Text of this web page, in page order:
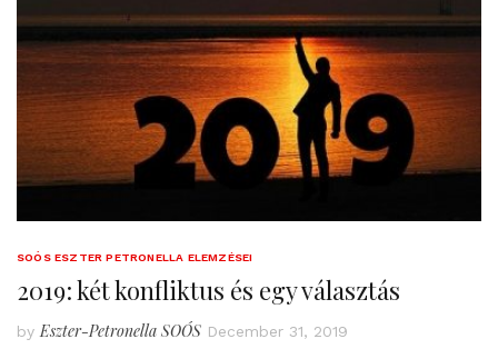
SOÓS ESZTER PETRONELLA ELEMZÉSEI
2019: két konfliktus és egy választás
by Eszter-Petronella SOÓS December 31, 2019